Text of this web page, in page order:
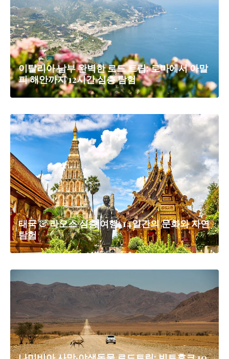
이탈리아 남부 완벽한 로드 트립: 로마에서 아말
피 해안까지 12시간 심층 탐험
태국 & 라오스 심층 여행: 14일간의 문화와 자연
탐험